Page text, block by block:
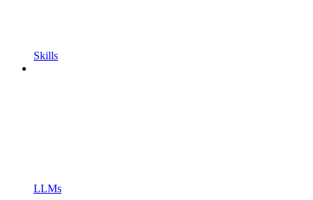
Skills
LLMs